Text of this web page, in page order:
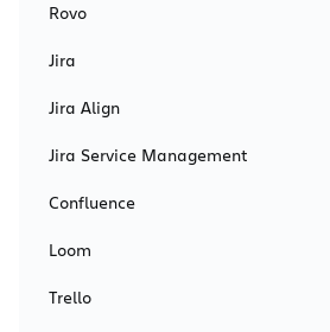
Rovo
Jira
Jira Align
Jira Service Management
Confluence
Loom
Trello